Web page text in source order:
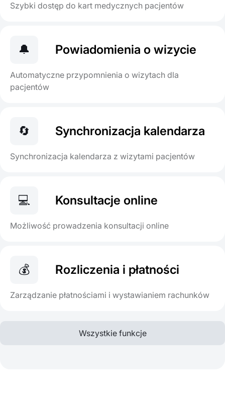
Szybki dostęp do kart medycznych pacjentów
🔔 Powiadomienia o wizycie
Automatyczne przypomnienia o wizytach dla
pacjentów
🔄 Synchronizacja kalendarza
Synchronizacja kalendarza z wizytami pacjentów
💻 Konsultacje online
Możliwość prowadzenia konsultacji online
💰 Rozliczenia i płatności
Zarządzanie płatnościami i wystawianiem rachunków
Wszystkie funkcje